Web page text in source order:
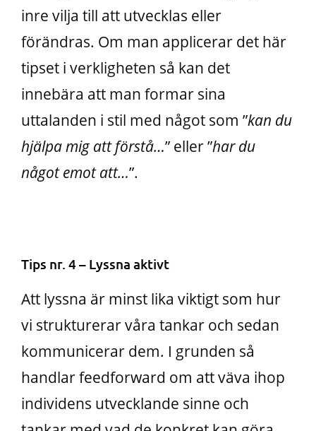
inre vilja till att utvecklas eller
förändras. Om man applicerar det här
tipset i verkligheten så kan det
innebära att man formar sina
uttalanden i stil med något som ”kan du
hjälpa mig att förstå…” eller ”har du
något emot att…”.
Tips nr. 4 – Lyssna aktivt
Att lyssna är minst lika viktigt som hur
vi strukturerar våra tankar och sedan
kommunicerar dem. I grunden så
handlar feedforward om att väva ihop
individens utvecklande sinne och